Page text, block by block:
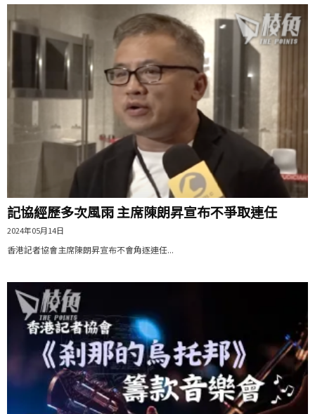
記協經歷多次風雨 主席陳朗昇宣布不爭取連任
2024年05月14日
香港記者協會主席陳朗昇宣布不會角逐連任...